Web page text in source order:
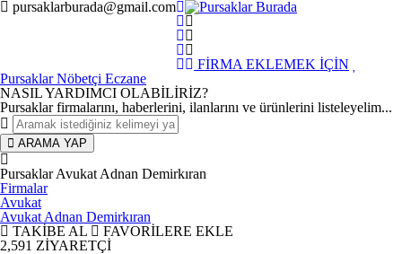
pursaklarburada@gmail.com
FİRMA EKLEMEK İÇİN
Pursaklar Nöbetçi Eczane
NASIL YARDIMCI OLABİLİRİZ?
Pursaklar firmalarını, haberlerini, ilanlarını ve ürünlerini listeleyelim...
ARAMA YAP
PursaklarAvukat Adnan Demirkıran
Firmalar
Avukat
Avukat Adnan Demirkıran
TAKİBE AL
FAVORİLERE EKLE
2,591 ZİYARETÇİ